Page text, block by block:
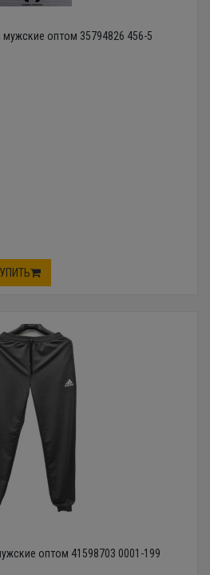
оптом 35794826 456-5
оптом 41598703 0001-199